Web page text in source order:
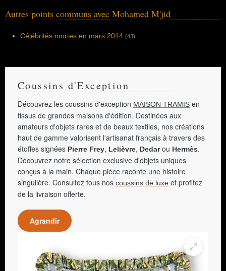
Autres points communs avec Mohamed M'jid
Célébrités mortes en mars 2014 (43)
Coussins d'Exception
Découvrez les coussins d'exception MAISON TRAMIS en
tissus de grandes maisons d'édition. Destinées aux
amateurs d'objets rares et de beaux textiles, nos créations
haut de gamme valorisent l'artisanat français à travers des
étoffes signées Pierre Frey, Lelièvre, Dedarou Hermès.
Découvrez notre sélection exclusive d'objets uniques
conçus à la main. Chaque pièce raconte une histoire
singulière. Consultez tous nos coussins de luxe et profitez
de la livraison offerte.
Agrandir